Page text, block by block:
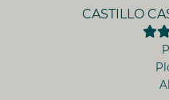
CASTILLO